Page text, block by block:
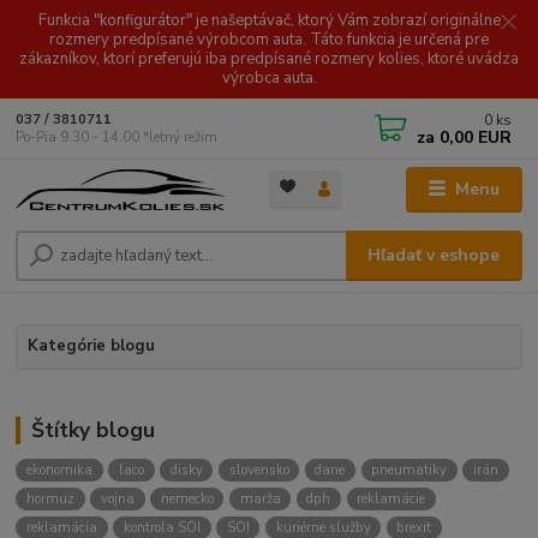
Funkcia "konfigurátor" je našeptávač, ktorý Vám zobrazí originálne
rozmery predpísané výrobcom auta. Táto funkcia je určená pre
zákazníkov, ktorí preferujú iba predpísané rozmery kolies, ktoré uvádza
výrobca auta.
Menu
Hľadať v eshope
037 / 3810711
Po-Pia 9.30 - 14.00 *letný režim
0 ks
za 0,00 EUR
Kategórie blogu
Štítky blogu
ekonomika laco disky slovensko dane pneumatiky
irán
hormuz
vojna nemecko marža dph
reklamácie
reklamácia
kontrola SOI SOI kuriérne služby
brexit